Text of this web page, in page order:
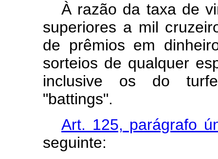
À razão da taxa de
superiores a mil
de prêmios em
sorteios de qualquer
inclusive os do
"battings".
Art. 125, parágrafo
seguinte: